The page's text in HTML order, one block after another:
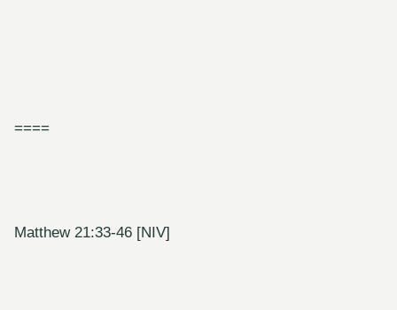
====
Matthew 21:33-46 [NIV]